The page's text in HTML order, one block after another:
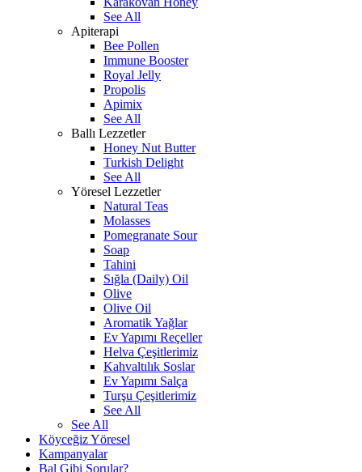
See All
Apiterapi
Bee Pollen
Immune Booster
Royal Jelly
Propolis
Apimix
See All
Ballı Lezzetler
Honey Nut Butter
Turkish Delight
See All
Yöresel Lezzetler
Natural Teas
Molasses
Pomegranate Sour
Soap
Tahini
Sığla (Daily) Oil
Olive
Olive Oil
Aromatik Yağlar
Ev Yapımı Reçeller
Helva Çeşitlerimiz
Kahvaltılık Soslar
Ev Yapımı Salça
Turşu Çeşitlerimiz
See All
See All
Köyceğiz Yöresel
Kampanyalar
Bal Gibi Sorular?